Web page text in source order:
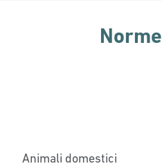
Animali domestici